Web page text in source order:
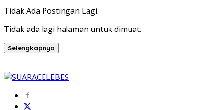
Tidak Ada Postingan Lagi.
Tidak ada lagi halaman untuk dimuat.
Selengkapnya